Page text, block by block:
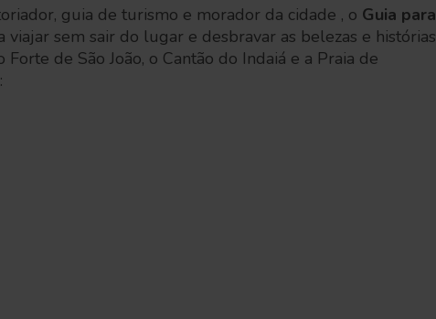
guia de turismo e morador da cidade , o Guia para
viajar sem sair do lugar e desbravar as belezas e histórias
de São João, o Cantão do Indaiá e a Praia de